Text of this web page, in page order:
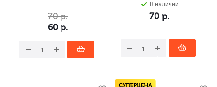
60 р.
70р.
В наличии
70 р.